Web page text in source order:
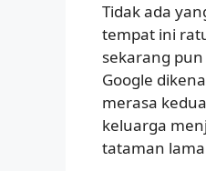
Tidak ada
tempat ini
sekarang
Google
merasa
keluarga
tataman